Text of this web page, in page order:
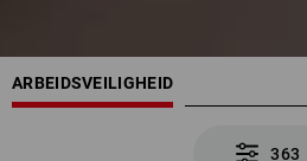
ARBEIDSVEILIGHEID
363